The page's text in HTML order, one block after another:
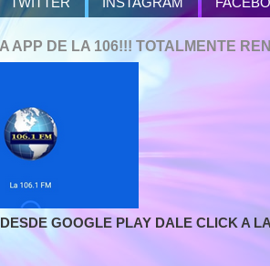
APP DE LA 106!!! TOTALMENTE
GOOGLE PLAY DALE CLICK A